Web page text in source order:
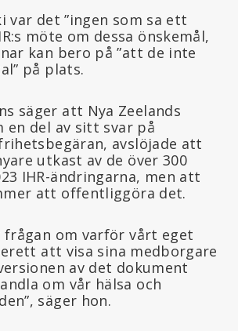
var det ”ingen som sa ett
möte om dessa önskemål,
kan bero på ”att de inte
på plats.
säger att Nya Zeelands
en del av sitt svar på
avslöjade att
utkast av de över 300
IHR-ändringarna, men att
att offentliggöra det.
frågan om varför vårt eget
att visa sina medborgare
av det dokument
om vår hälsa och
säger hon.